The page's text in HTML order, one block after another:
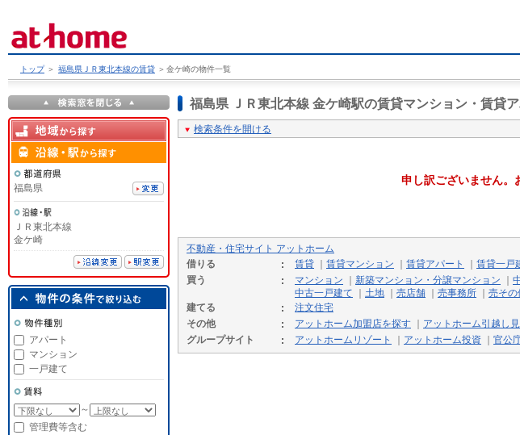
トップ ＞ 福島県ＪＲ東北本線の賃貸 ＞ 金ケ崎の物件一覧
福島県 ＪＲ東北本線 金ケ崎駅の賃貸マンション・賃貸
検索条件を開ける
申し訳ございません。
不動産・住宅サイト アットホーム
借りる
賃貸 賃貸マンション 賃貸アパート 賃貸一戸
買う
マンション 新築マンション・分譲マンション
中古一戸建て
土地 売店舗 売事務所
売その
建てる
注文住宅
その他
アットホーム加盟店を探す アットホーム引越し
グループサイト
アットホームリゾート アットホーム投資 官公
福島県
ＪＲ東北本線
金ケ崎
アパート
マンション
一戸建て
～
管理費等含む